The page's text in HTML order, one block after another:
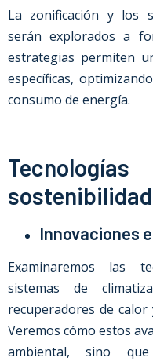
La zonificación y los
serán explorados a
estrategias permiten
específicas,
consumo de energía.
sostenibilidad
Innovaciones
Examinaremos las
sistemas de
recuperadores de
Veremos cómo estos
ambiental, sino